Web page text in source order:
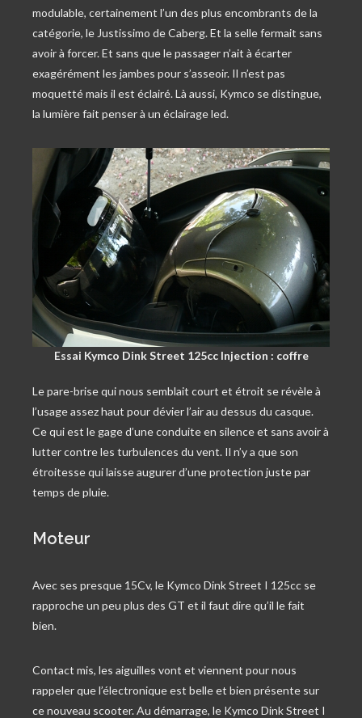
modulable, certainement l’un des plus encombrants de la
catégorie, le Justissimo de Caberg. Et la selle fermait sans
avoir à forcer. Et sans que le passager n’ait à écarter
exagérément les jambes pour s’asseoir. Il n’est pas
moquetté mais il est éclairé. Là aussi, Kymco se distingue,
la lumière fait penser à un éclairage led.
Essai Kymco Dink Street 125cc Injection : coffre
Le pare-brise qui nous semblait court et étroit se révèle à
l’usage assez haut pour dévier l’air au dessus du casque.
Ce qui est le gage d’une conduite en silence et sans avoir à
lutter contre les turbulences du vent. Il n’y a que son
étroitesse qui laisse augurer d’une protection juste par
temps de pluie.
Moteur
Avec ses presque 15Cv, le Kymco Dink Street I 125cc se
rapproche un peu plus des GT et il faut dire qu’il le fait
bien.
Contact mis, les aiguilles vont et viennent pour nous
rappeler que l’électronique est belle et bien présente sur
ce nouveau scooter. Au démarrage, le Kymco Dink Street I